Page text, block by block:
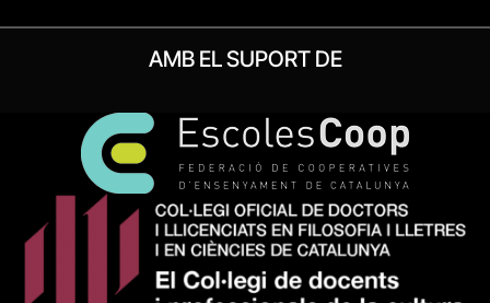
AMB EL SUPORT DE